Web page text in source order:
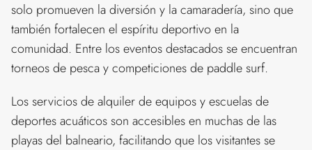
solo promueven la diversión y la camaradería, sino que
también fortalecen el espíritu deportivo en la
comunidad. Entre los eventos destacados se encuentran
torneos de pesca y competiciones de paddle surf.
Los servicios de alquiler de equipos y escuelas de
deportes acuáticos son accesibles en muchas de las
playas del balneario, facilitando que los visitantes se